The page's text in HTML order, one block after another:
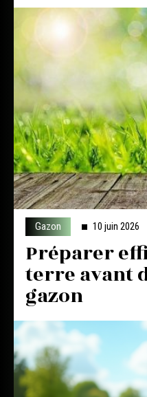
Gazon 10 juin 2026
Préparer
terre avant
gazon